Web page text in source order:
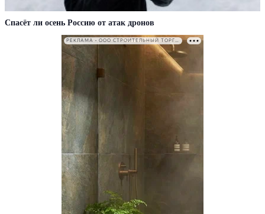
Спасёт ли осень Россию от атак дронов
РЕКЛАМА • ООО СТРОИТЕЛЬНЫЙ ТОРГОВЫЙ ДОМ «ПЕТРОВИЧ». ИНН: 7802348846